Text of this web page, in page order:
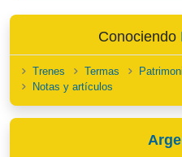
Conociendo
Trenes Termas
Notas y artículos